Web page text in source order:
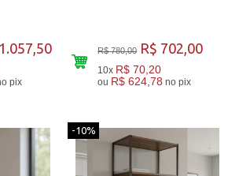
no pix
R$ 780,00 R$ 702,00
10x R$ 70,20
ou R$ 624,78 no pix
-10%